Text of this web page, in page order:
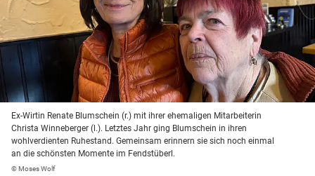
Ex-Wirtin Renate Blumschein (r.) mit ihrer ehemaligen Mitarbeiterin
Christa Winneberger (l.). Letztes Jahr ging Blumschein in ihren
wohlverdienten Ruhestand. Gemeinsam erinnern sie sich noch einmal
an die schönsten Momente im Fendstüberl.
© Moses Wolf